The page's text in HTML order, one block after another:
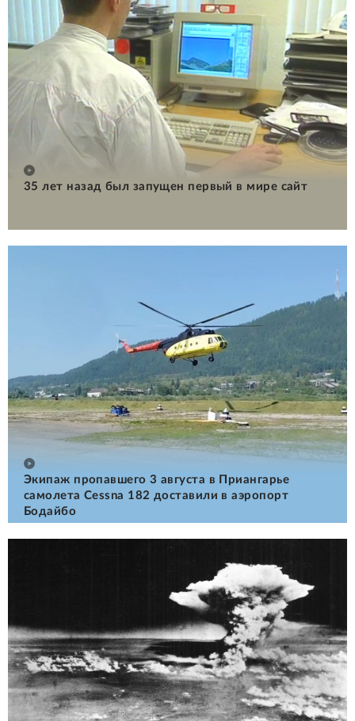
35 лет назад был запущен первый в мире сайт
Экипаж пропавшего 3 августа в Приангарье
самолета Cessna 182 доставили в аэропорт
Бодайбо